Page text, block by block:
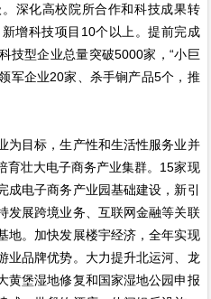
深化高校院所合作和科技成果转
增科技项目10个以上。提前完成
技型企业总量突破5000家，“小巨
军企业20家、杀手锏产品5个，推
为目标，生产性和生活性服务业并
育壮大电子商务产业集群。15家现
电子商务产业园基础建设，新引
发展跨境业务、互联网金融等关联
地。加快发展楼宇经济，全年实现
业品牌优势。大力提升北运河、龙
黄堡湿地修复和国家湿地公园申报